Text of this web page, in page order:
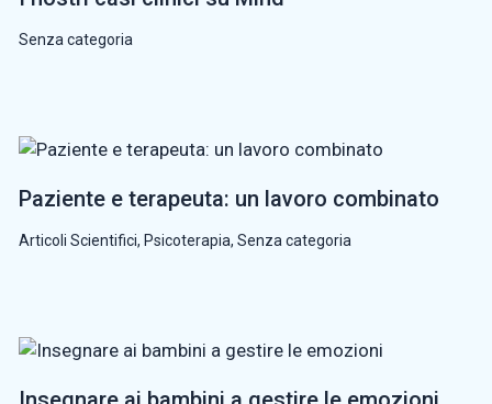
Senza categoria
Paziente e terapeuta: un lavoro combinato
Articoli Scientifici, Psicoterapia, Senza categoria